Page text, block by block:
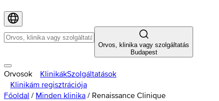
Orvos, klinika vagy szolgáltatás
Budapest
Orvosok KlinikákSzolgáltatások
Klinikám regisztrációja
Főoldal / Minden klinika / Renaissance Clinique